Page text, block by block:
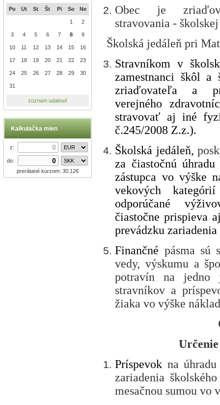
Po Ut St Št Pi So Ne
1 2
3 4 5 6 7 8 9
10 11 12 13 14 15 16
17 18 19 20 21 22 23
24 25 26 27 28 29 30
31
zoznam udalostí
Kalkulačka mien
z:
do:
prerátané kurzom: 30.126
Obec je
stravovania -
Školská jedáleň pri
Stravníkom v
zamestnanci škôl a
zriaďovateľa a
verejného
stravovať aj iné
č.245/2008 Z.z.).
Školská jedáleň,
za čiastočnú
zástupca vo výške
vekových
odporúčané
čiastočne prispieva
prevádzku
Finančné pásma sú
vedy, výskumu a
potravín na jedno
stravníkov a
žiaka vo výške
Príspevok na
zariadenia
mesačnou sumou vo